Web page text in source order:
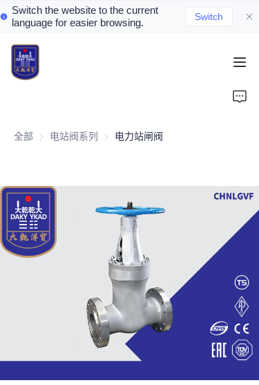
Switch the website to the current
language for easier browsing.
Switch
全部 电站阀系列 电站阀系列
电力站闸阀
Home
Valve Products
Valve News
Contact Us